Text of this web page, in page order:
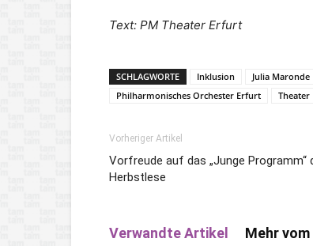
Text: PM Theater Erfurt
SCHLAGWORTE Inklusion Julia Maronde
Philharmonisches Orchester Erfurt
Vorheriger Artikel
Vorfreude auf das „Junge Programm“
Herbstlese
Verwandte Artikel Mehr